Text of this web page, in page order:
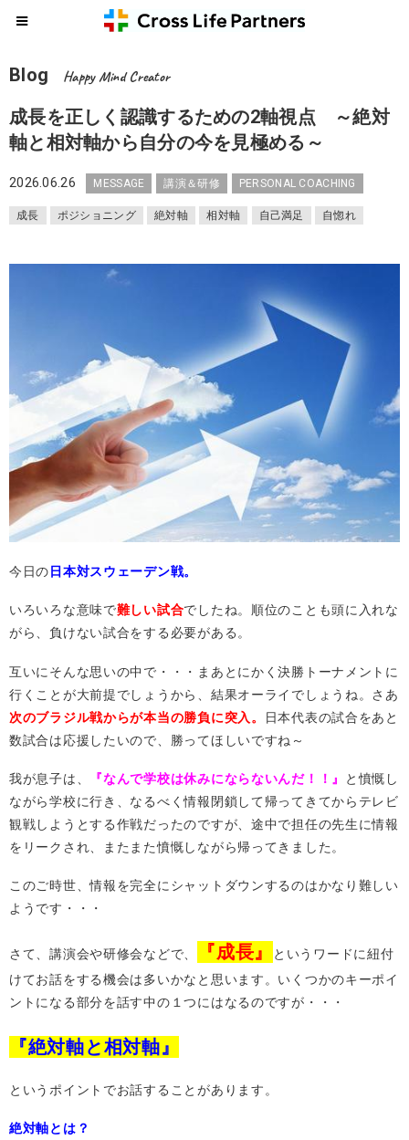
Blog Happy Mind Creator
成長を正しく認識するための2軸視点 ～絶対
軸と相対軸から自分の今を見極める～
2026.06.26 MESSAGE 講演＆研修 PERSONAL COACHING
成長 ポジショニング 絶対軸 相対軸 自己満足 自惚れ
今日の 日本対スウェーデン戦。
いろいろな意味で難しい試合でしたね。順位のことも頭に入れな
がら、負けない試合をする必要がある。
互いにそんな思いの中で・・・まあとにかく決勝トーナメントに
行くことが大前提でしょうから、結果オーライでしょうね。さあ
次のブラジル戦からが本当の勝負に突入。
日本代表の試合をあと
数試合は応援したいので、勝ってほしいですね～
我が息子は、 『なんで学校は休みにならないんだ！！』
と憤慨し
ながら学校に行き、なるべく情報閉鎖して帰ってきてからテレビ
観戦しようとする作戦だったのですが、途中で担任の先生に情報
をリークされ、またまた憤慨しながら帰ってきました。
このご時世、情報を完全にシャットダウンするのはかなり難しい
ようです・・・
さて、講演会や研修会などで、 『成長』
というワードに紐付
けてお話をする機会は多いかなと思います。いくつかのキーポイ
ントになる部分を話す中の１つにはなるのですが・・・
『絶対軸と相対軸』
というポイントでお話することがあります。
絶対軸とは？